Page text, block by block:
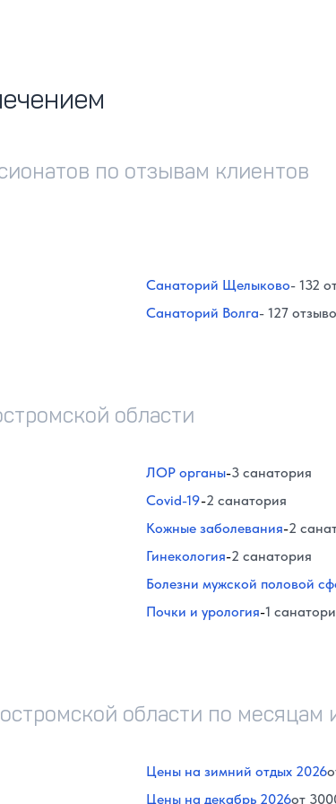
по отзывам клиентов
Санаторий Щелыково- 132
Санаторий Волга- 127
области
ЛОР органы-3 санатория
Covid-19-2 санатория
Кожные заболевания-2
Гинекология-2 санатория
Болезни мужской половой
Почки и урология-1
области по месяцам
Цены на зимний отдых 2026
Цены на декабрь 2026от